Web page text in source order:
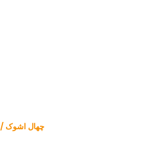
Chhaal Ashoka / چھال اشوک